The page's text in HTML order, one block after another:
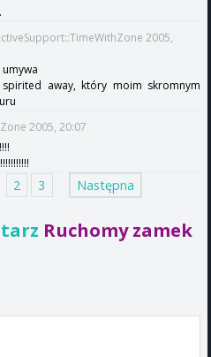
2005,
away, który moim skromnym
2005, 20:07
2 3 Następna
Ruchomy zamek